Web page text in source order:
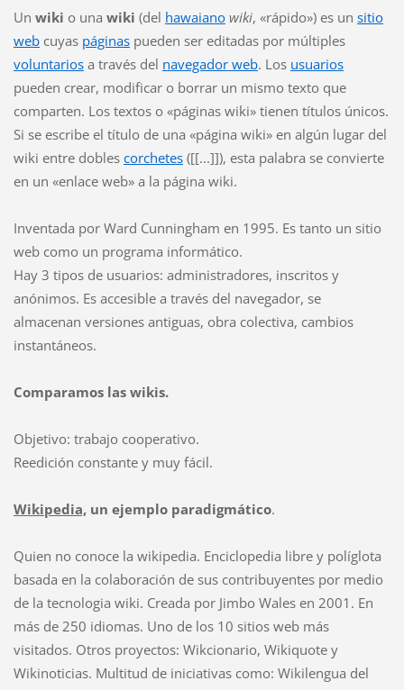
Un wiki o una wiki (del hawaiano wiki, «rápido») es un sitio
webcuyas páginaspueden ser editadas por múltiples
voluntariosa través del navegador web. Los usuarios
pueden crear, modificar o borrar un mismo texto que
comparten. Los textos o «páginas wiki» tienen títulos únicos.
Si se escribe el título de una «página wiki» en algún lugar del
wiki entre dobles corchetes([[...]]), esta palabra se convierte
en un «enlace web» a la página wiki.
Inventada por Ward Cunningham en 1995. Es tanto un sitio
web como un programa informático.
Hay 3 tipos de usuarios: administradores, inscritos y
anónimos. Es accesible a través del navegador, se
almacenan versiones antiguas, obra colectiva, cambios
instantáneos.
Comparamos las wikis.
Objetivo: trabajo cooperativo.
Reedición constante y muy fácil.
Wikipedia,un ejemplo paradigmático.
Quien no conoce la wikipedia. Enciclopedia libre y políglota
basada en la colaboración de sus contribuyentes por medio
de la tecnologia wiki. Creada por Jimbo Wales en 2001. En
más de 250 idiomas. Uno de los 10 sitios web más
visitados. Otros proyectos: Wikcionario, Wikiquote y
Wikinoticias. Multitud de iniciativas como: Wikilengua del